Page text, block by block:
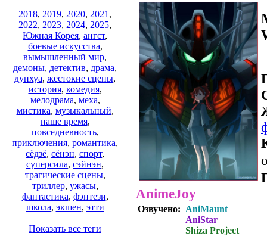
2018, 2019, 2020, 2021 ,
2022, 2023, 2024, 2025,
Южная Корея, ангст,
боевые искусства,
вымышленный мир,
демоны, детектив, драма,
дунхуа, жестокие сцены,
история, комедия,
мелодрама, меха,
мистика, музыкальный,
наше время,
повседневность,
приключения, романтика,
сёдзё, сёнэн, спорт,
суперсила, сэйнэн,
трагические сцены,
триллер, ужасы,
фантастика, фэнтези,
школа, экшен, этти
Показать все теги
AnimeJoy
Озвучено: AniMaunt
AniStar
Shiza Project